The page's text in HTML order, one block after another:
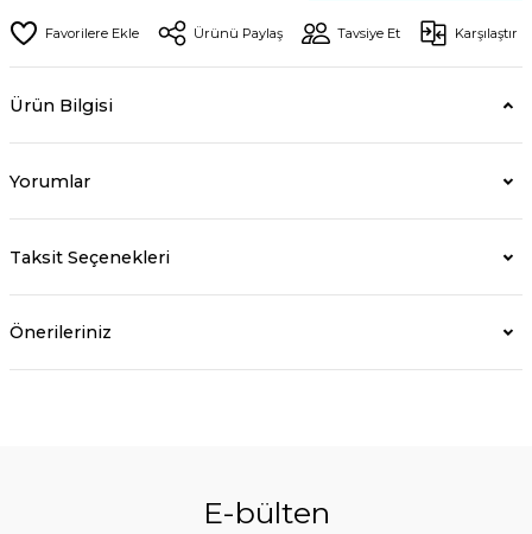
Ürünü Paylaş Tavsiye Et Karşılaştır
Ürün Bilgisi
Yorumlar
Taksit Seçenekleri
Önerileriniz
E-bülten